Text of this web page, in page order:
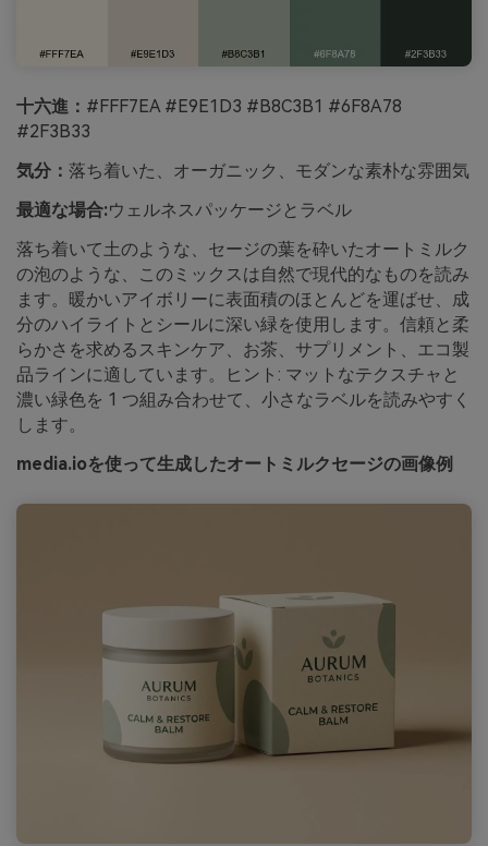
十六進： #FFF7EA #E9E1D3 #B8C3B1 #6F8A78
#2F3B33
気分： 落ち着いた、オーガニック、モダンな素朴な雰囲気
最適な場合:ウェルネスパッケージとラベル
落ち着いて土のような、セージの葉を砕いたオートミルク
の泡のような、このミックスは自然で現代的なものを読み
ます。暖かいアイボリーに表面積のほとんどを運ばせ、成
分のハイライトとシールに深い緑を使用します。信頼と柔
らかさを求めるスキンケア、お茶、サプリメント、エコ製
品ラインに適しています。ヒント: マットなテクスチャと
濃い緑色を 1 つ組み合わせて、小さなラベルを読みやすく
します。
media.ioを使って生成したオートミルクセージの画像例